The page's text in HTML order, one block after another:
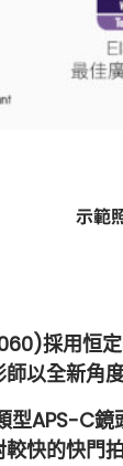
示範
採用恒
以全新角
C鏡
快的快⾨